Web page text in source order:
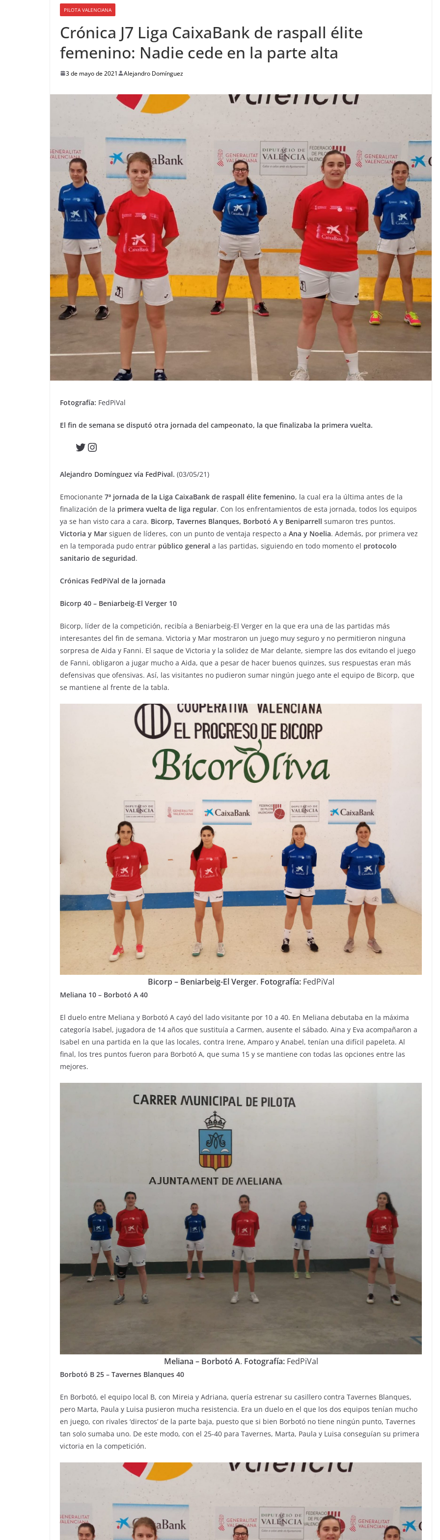
PILOTA VALENCIANA
Crónica J7 Liga CaixaBank de raspall élite
femenino: Nadie cede en la parte alta
3 de mayo de 2021 Alejandro Domínguez
Fotografía: FedPiVal
El fin de semana se disputó otra jornada del campeonato, la que finalizaba la primera vuelta.
Twitter
Instagram
Alejandro Domínguez vía FedPival. (03/05/21)
Emocionante 7ª jornada de la Liga CaixaBank de raspall élite femenino, la cual era la última antes de la
finalización de la primera vuelta de liga regular. Con los enfrentamientos de esta jornada, todos los equipos
ya se han visto cara a cara. Bicorp, Tavernes Blanques, Borbotó A y Beniparrell sumaron tres puntos.
Victoria y Mar siguen de líderes, con un punto de ventaja respecto a Ana y Noelia. Además, por primera vez
en la temporada pudo entrar público general a las partidas, siguiendo en todo momento el protocolo
sanitario de seguridad.
Crónicas FedPiVal de la jornada
Bicorp 40 – Beniarbeig-El Verger 10
Bicorp, líder de la competición, recibía a Beniarbeig-El Verger en la que era una de las partidas más
interesantes del fin de semana. Victoria y Mar mostraron un juego muy seguro y no permitieron ninguna
sorpresa de Aida y Fanni. El saque de Victoria y la solidez de Mar delante, siempre las dos evitando el juego
de Fanni, obligaron a jugar mucho a Aida, que a pesar de hacer buenos quinzes, sus respuestas eran más
defensivas que ofensivas. Así, las visitantes no pudieron sumar ningún juego ante el equipo de Bicorp, que
se mantiene al frente de la tabla.
Bicorp – Beniarbeig-El Verger. Fotografía: FedPiVal
Meliana 10 – Borbotó A 40
El duelo entre Meliana y Borbotó A cayó del lado visitante por 10 a 40. En Meliana debutaba en la máxima
categoría Isabel, jugadora de 14 años que sustituía a Carmen, ausente el sábado. Aina y Eva acompañaron a
Isabel en una partida en la que las locales, contra Irene, Amparo y Anabel, tenían una difícil papeleta. Al
final, los tres puntos fueron para Borbotó A, que suma 15 y se mantiene con todas las opciones entre las
mejores.
Meliana – Borbotó A. Fotografía: FedPiVal
Borbotó B 25 – Tavernes Blanques 40
En Borbotó, el equipo local B, con Mireia y Adriana, quería estrenar su casillero contra Tavernes Blanques,
pero Marta, Paula y Luisa pusieron mucha resistencia. Era un duelo en el que los dos equipos tenían mucho
en juego, con rivales ‘directos’ de la parte baja, puesto que si bien Borbotó no tiene ningún punto, Tavernes
tan solo sumaba uno. De este modo, con el 25-40 para Tavernes, Marta, Paula y Luisa conseguían su primera
victoria en la competición.